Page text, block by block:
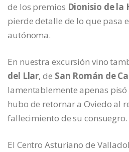
de los premios Dionisio de la
pierde detalle de lo que pasa
autónoma.
En nuestra excursión vino
del Llar, de San Román de
lamentablemente apenas
hubo de retornar a Oviedo al
fallecimiento de su consuegro.
El Centro Asturiano de